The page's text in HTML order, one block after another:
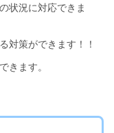
状況に対応できま
対策ができます！！
きます。